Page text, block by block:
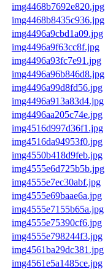
img4468b7692e820.jpg
img4468b8435c936.jpg
img4496a9cbd1a09.jpg
img4496a9f63cc8f.jpg
img4496a93fc7e91.jpg
img4496a96b846d8.jpg
img4496a99d8fd56.jpg
img4496a913a83d4.jpg
img4496aa205c74e.jpg
img4516d997d36f1.jpg
img4516da94953f0.jpg
img4550b418d9feb.jpg
img4555e6d725b5b.jpg
img4555e7ec30abf.jpg
img4555e69baae6a.jpg
img4555e7155b65a.jpg
img4555e75390cf6.jpg
img4555e798244f3.jpg
img4561ba29dc381.jpg
img4561e5a1485ce.jpg